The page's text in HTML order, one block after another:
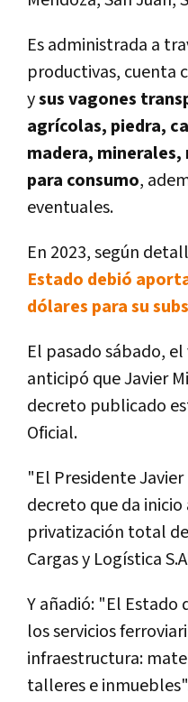
Es administrada a
productivas, cuenta
ysus vagones
agrícolas, piedra,
madera,
para consumo,
eventuales.
En 2023, según
Estado debió
dólares para su
El pasado sábado,
anticipó que Javier
decreto publicado
Oficial.
"El Presidente
decreto que da
privatización total
Cargas y Logística
Y añadió: "El Estado
los servicios
infraestructura:
talleres e